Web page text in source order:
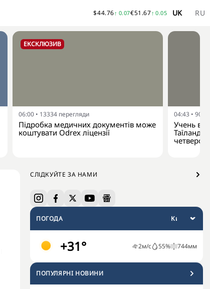
$44.76↑ 0.07€51.67↑ 0.05 UK RU
ЕКСКЛЮЗИВ
06:00 • 13334 перегляди
Підробка медичних документів може
коштувати Odrex ліцензії
04:43 • 9022
Учень
четверо
СЛІДКУЙТЕ ЗА НАМИ
ПОГОДА
+31° 2м/с 55% 744мм
ПОПУЛЯРНI НОВИНИ